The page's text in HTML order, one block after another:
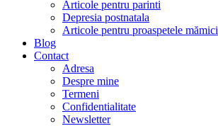
Articole pentru parinti
Depresia postnatala
Articole pentru proaspetele mămici
Blog
Contact
Adresa
Despre mine
Termeni
Confidentialitate
Newsletter